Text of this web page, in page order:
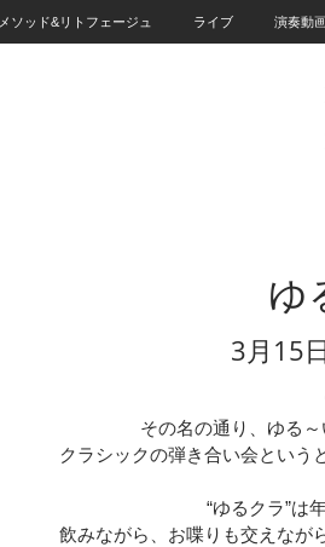
メソッド&リトフェージュ ライブ 演奏動
ゆ
3月15
その名の通り、ゆる
クラシックの弾き合い会という
“ゆるクラ”は
飲みながら、お喋りも交えなが